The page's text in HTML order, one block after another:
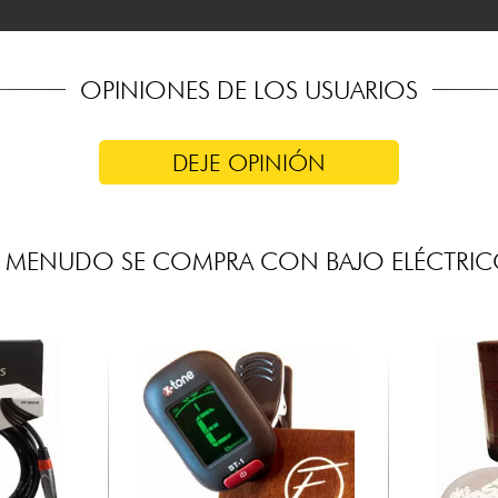
OPINIONES DE LOS USUARIOS
DEJE OPINIÓN
MENUDO SE COMPRA CON BAJO